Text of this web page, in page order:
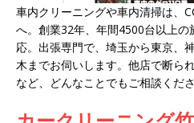
車内クリーニングや車内清掃は、
へ。創業32年、年間4500台以上
応。出張専門で、埼玉から東京、
木までお伺いします。他店で断ら
など、どんなことでもご相談くださ